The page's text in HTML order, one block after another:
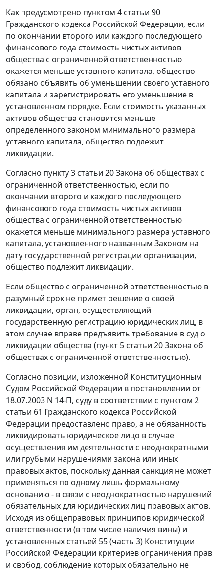
Как предусмотрено пунктом 4 статьи 90
Гражданского кодекса Российской Федерации, если
по окончании второго или каждого последующего
финансового года стоимость чистых активов
общества с ограниченной ответственностью
окажется меньше уставного капитала, общество
обязано объявить об уменьшении своего уставного
капитала и зарегистрировать его уменьшение в
установленном порядке. Если стоимость указанных
активов общества становится меньше
определенного законом минимального размера
уставного капитала, общество подлежит
ликвидации.
Согласно пункту 3 статьи 20Закона об обществах с
ограниченной ответственностью, если по
окончании второго и каждого последующего
финансового года стоимость чистых активов
общества с ограниченной ответственностью
окажется меньше минимального размера уставного
капитала, установленного названным Законом на
дату государственной регистрации организации,
общество подлежит ликвидации.
Если общество с ограниченной ответственностью в
разумный срок не примет решение о своей
ликвидации, орган, осуществляющий
государственную регистрацию юридических лиц, в
этом случае вправе предъявить требование в суд о
ликвидации общества (пункт 5 статьи 20Закона об
обществах с ограниченной ответственностью).
Согласно позиции, изложенной Конституционным
Судом Российской Федерации в постановлении от
18.07.2003 N 14-П, суду в соответствии с пунктом 2
статьи 61 Гражданского кодекса Российской
Федерации предоставлено право, а не обязанность
ликвидировать юридическое лицо в случае
осуществления им деятельности с неоднократными
или грубыми нарушениями закона или иных
правовых актов, поскольку данная санкция не может
применяться по одному лишь формальному
основанию - в связи с неоднократностью нарушений
обязательных для юридических лиц правовых актов.
Исходя из общеправовых принципов юридической
ответственности (в том числе наличия вины) и
установленных статьей 55 (часть 3) Конституции
Российской Федерации критериев ограничения прав
и свобод, соблюдение которых обязательно не